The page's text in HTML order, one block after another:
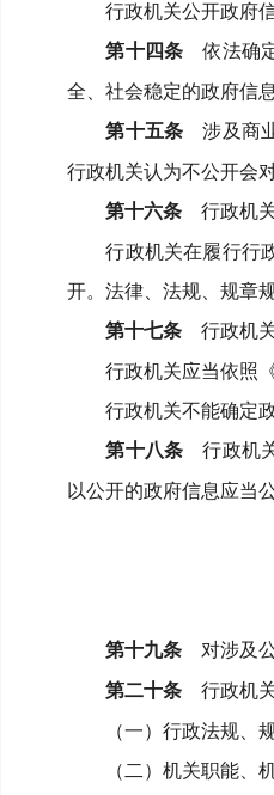
行政机关公开政府
第十四条 依法确
全、社会稳定的政府信
第十五条 涉及商
行政机关认为不公开会
第十六条 行政机
行政机关在履行行
开。 法律、法规、规章
第十七条 行政机
行政机关应当依照
行政机关不能确定
第十八条 行政机
以公开的政府信息应当公
第十九条 对涉及
第二十条 行政机
（一）行政法规、
（二）机关职能、